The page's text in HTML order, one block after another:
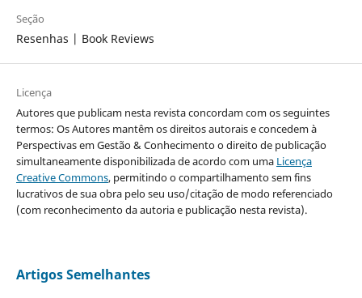
Seção
Resenhas | Book Reviews
Licença
Autores que publicam nesta revista concordam com os seguintes
termos: Os Autores mantêm os direitos autorais e concedem à
Perspectivas em Gestão & Conhecimento o direito de publicação
simultaneamente disponibilizada de acordo com uma Licença
Creative Commons, permitindo o compartilhamento sem fins
lucrativos de sua obra pelo seu uso/citação de modo referenciado
(com reconhecimento da autoria e publicação nesta revista).
Artigos Semelhantes